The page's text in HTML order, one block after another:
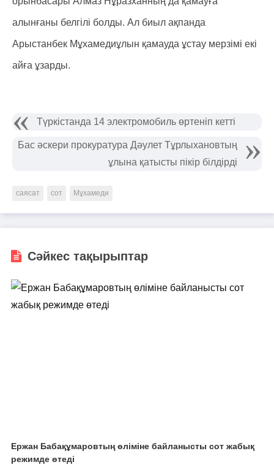
алынғаны белгілі болды. Ал биыл ақпанда
Арыстанбек Мұхамедиұлын қамауда ұстау мерзімі екі
айға ұзарды.
Түркістанда 14 электромобиль өртеніп кетті
Бас әскери прокуратура Дәулет Тұрлыхановтың
ұлына қатысты пікір білдірді
саясат сот Мұхамеди
Сәйкес тақырыптар
Ержан Бабақұмаровтың өліміне байланысты сот жабық
режимде өтеді